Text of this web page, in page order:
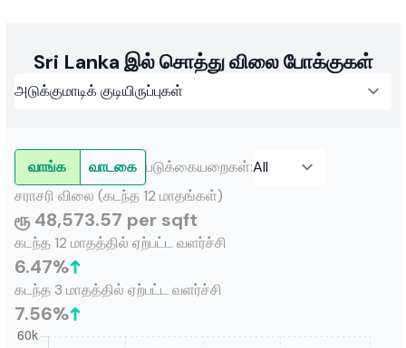
Sri Lanka இல் சொத்து விலை போக்குகள்
வாங்க வாடகை படுக்கையறைகள்:
சராசரி விலை (கடந்த 12 மாதங்கள்)
ரூ 48,573.57 per sqft
கடந்த 12 மாதத்தில் ஏற்பட்ட வளர்ச்சி
6.47%
கடந்த 3 மாதத்தில் ஏற்பட்ட வளர்ச்சி
7.56%